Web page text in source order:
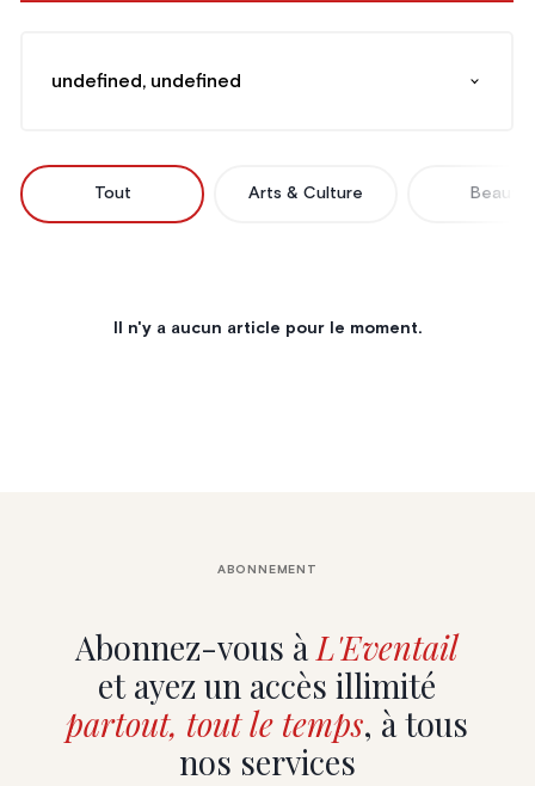
undefined, undefined
Tout Arts & Culture Beauté
Il n'y a aucun article pour le moment.
Abonnez-vous àL'Eventail
et ayez un accès illimité
partout, tout le temps, à tous
nos services
ABONNEMENT